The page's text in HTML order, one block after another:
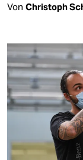
Von Christoph